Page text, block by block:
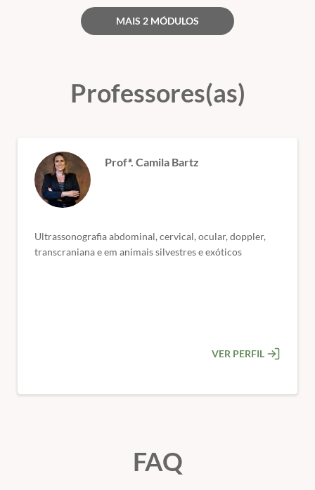
MAIS 2 MÓDULOS
Professores(as)
Profª. Camila Bartz
Ultrassonografia abdominal, cervical, ocular, doppler,
transcraniana e em animais silvestres e exóticos
VER PERFIL
FAQ